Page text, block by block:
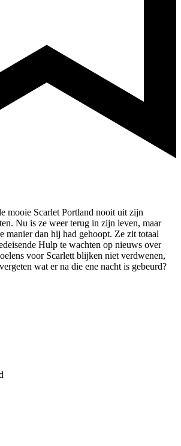
mooie Scarlet Portland nooit uit zijn
Nu is ze weer terug in zijn leven, maar
manier dan hij had gehoopt. Ze zit totaal
Hulp te wachten op nieuws over
voor Scarlett blijken niet verdwenen,
wat er na die ene nacht is gebeurd?